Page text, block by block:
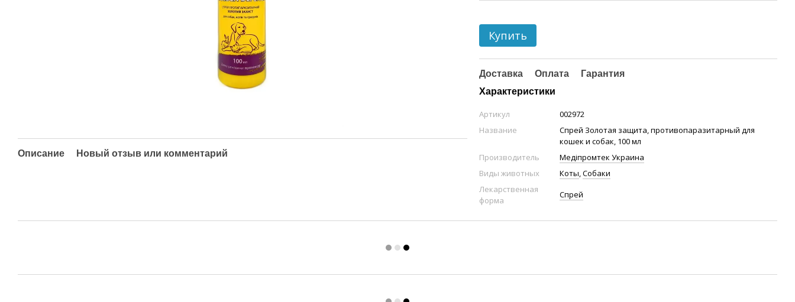
Описание Новый отзыв или комментарий
Купить
Доставка Оплата
Гарантия
Характеристики
Артикул
002972
Название
Спрей Золотая защита, противопаразитарный для
кошек и собак, 100 мл
Производитель
Медіпромтек Украина
Виды животных
Коты,Собаки
Лекарственная
форма
Спрей